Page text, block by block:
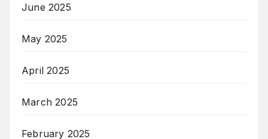
June 2025
May 2025
April 2025
March 2025
February 2025